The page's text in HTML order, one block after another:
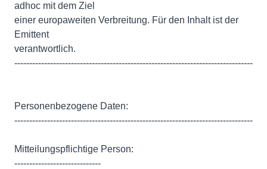
adhoc mit dem Ziel
einer europaweiten Verbreitung. Für den Inhalt ist der
Emittent
verantwortlich.
--------------------------------------------------------------------------------
Personenbezogene Daten:
--------------------------------------------------------------------------------
Mitteilungspflichtige Person:
-----------------------------